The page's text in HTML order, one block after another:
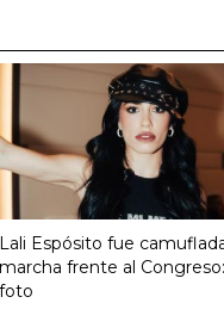
Lali Espósito fue
marcha frente al
foto